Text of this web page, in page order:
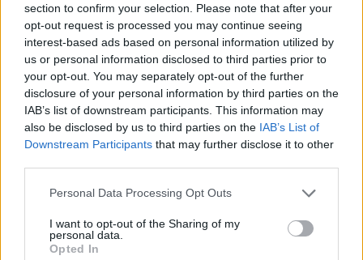
section to confirm your selection. Please note that after your
opt-out request is processed you may continue seeing
interest-based ads based on personal information utilized by
us or personal information disclosed to third parties prior to
your opt-out. You may separately opt-out of the further
disclosure of your personal information by third parties on the
IAB’s list of downstream participants. This information may
also be disclosed by us to third parties on the IAB’s List of
Downstream Participants that may further disclose it to other
Personal Data Processing Opt Outs
I want to opt-out of the Sharing of my
personal data.
Opted In